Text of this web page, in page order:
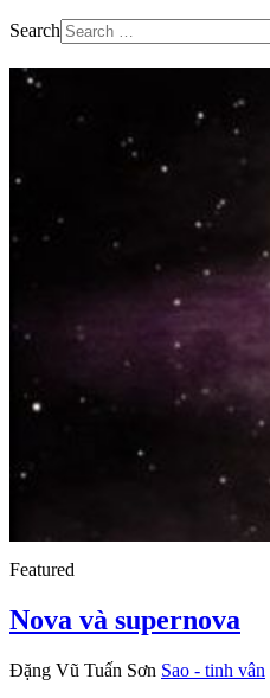
Search
Featured
Nova và supernova
Đặng Vũ Tuấn Sơn Sao - tinh vân